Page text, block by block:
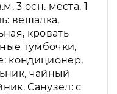
3 осн. места. 1
вешалка,
кровать
тумбочки,
кондиционер,
чайный
Санузел: с